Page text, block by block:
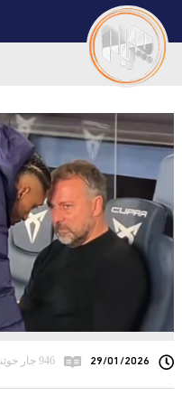
29/01/2026 946 جار خوێنراوەتەوە